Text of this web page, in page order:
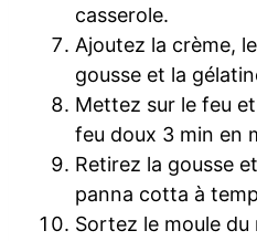
casserole.
Ajoutez la crème,
gousse et la
Mettez sur le feu
feu doux 3 min en
Retirez la gousse
panna cotta à
Sortez le moule